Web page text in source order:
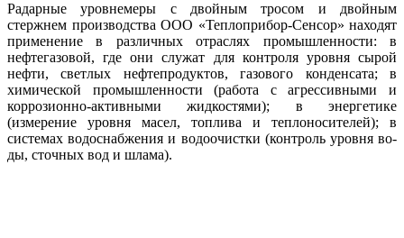
Радарные уровнемеры с двойным тросом и двойным
стержнем производства ООО «Теплоприбор-Сенсор» находят
применение в различных отраслях промышленности: в
нефтегазовой, где они служат для контроля уровня сырой
нефти, светлых нефтепродуктов, газового конденсата; в
химической промышленности (работа с агрессивными и
коррозионно-активными жидкостями); в энергетике
(измерение уровня масел, топлива и теплоносителей); в
системах водоснабжения и водоочистки (контроль уровня во­
ды, сточных вод и шлама).